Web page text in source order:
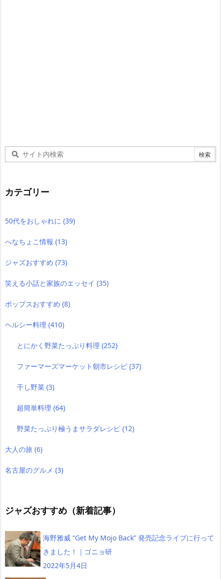
カテゴリー
50代をおしゃれに (39)
へなちょこ情報 (13)
ジャズおすすめ (73)
笑える小話と家族のエッセイ (35)
ポップスおすすめ (8)
ヘルシー料理 (410)
とにかく野菜たっぷり料理(252)
ファーマーズマーケット朝市レシピ(37)
干し野菜(3)
超簡単料理(64)
野菜たっぷり極うまサラダレシピ(12)
大人の旅 (6)
名古屋のグルメ (3)
ジャズおすすめ（新着記事）
海野雅威 “Get My Mojo Back” 発売記念ライブに行って
きました！｜ゴニョ研
2022年5月4日